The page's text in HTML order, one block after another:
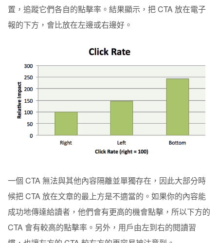
置，追蹤它們各自的點擊率。結果顯示，把 CTA 放在電子
報的下方，會比放在左邊或右邊好。
一個 CTA 無法與其他內容隔離並單獨存在，因此大部分時
候把 CTA 放在文章的最上方是不適當的。如果你的內容能
成功地傳達給讀者，他們會有更高的機會點擊，所以下方的
CTA 會有較高的點擊率。另外，用戶由左到右的閱讀習